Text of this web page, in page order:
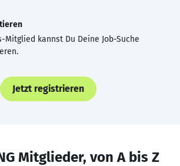
Mitglied kannst Du Deine Job-Suche
Jetzt registrieren
Mitglieder, von A bis Z